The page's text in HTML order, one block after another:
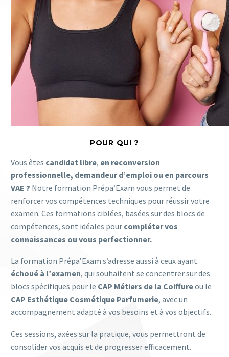
POUR QUI ?
Vous êtes candidat libre, en reconversion
professionnelle, demandeur d’emploi ou en parcours
VAE ? Notre formation Prépa’Exam vous permet de
renforcer vos compétences techniques pour réussir votre
examen. Ces formations ciblées, basées sur des blocs de
compétences, sont idéales pour compléter vos
connaissances ou vous perfectionner.
La formation Prépa’Exam s’adresse aussi à ceux ayant
échoué à l’examen, qui souhaitent se concentrer sur des
blocs spécifiques pour le CAP Métiers de la Coiffureou le
CAP Esthétique Cosmétique Parfumerie, avec un
accompagnement adapté à vos besoins et à vos objectifs.
Ces sessions, axées sur la pratique, vous permettront de
consolider vos acquis et de progresser efficacement.